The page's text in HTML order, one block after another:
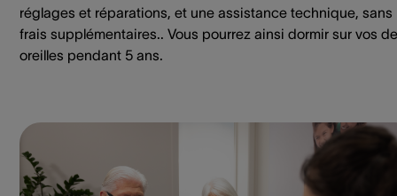
réglages et réparations, et une assistance technique, sans
frais supplémentaires.. Vous pourrez ainsi dormir sur vos
oreilles pendant 5 ans.